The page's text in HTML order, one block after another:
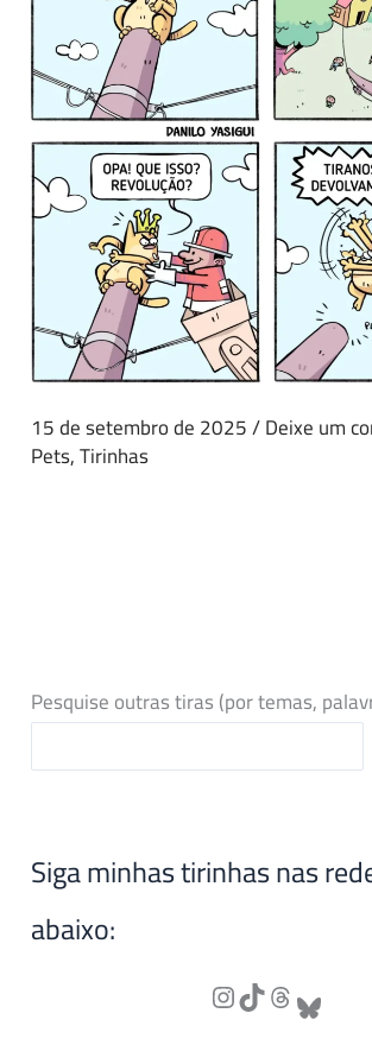
15 de setembro de 2025/Deixe um
Pets,Tirinhas
Pesquise outras tiras (por temas,
Siga minhas tirinhas nas
abaixo: